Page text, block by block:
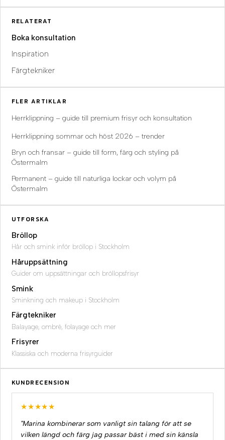
RELATERAT
Boka konsultation
Inspiration
Färgtekniker
FLER ARTIKLAR
Herrklippning – guide till premium frisyr och konsultation
Herrklippning sommar och höst 2026 – trender
Bryn och fransar – guide till form, färg och styling på
Östermalm
Permanent – guide till naturliga lockar och volym på
Östermalm
UTFORSKA
Bröllop
Hår och smink inför bröllop i Stockholm
Håruppsättning
Guider om uppsättningar och bröllopsfrisyr
Smink
Sminkning och makeup i Stockholm
Färgtekniker
Balayage, ombré, folayage och mer
Frisyrer
Klassiska och moderna frisyrguider
KUNDRECENSION
★★★★★
"Marina kombinerar som vanligt sin talang för att se
vilken längd och färg jag passar bäst i med sin känsla